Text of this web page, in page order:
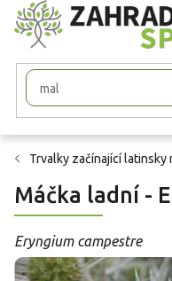
Přejít
na
obsah
Trvalky začínající latinsky
Máčka ladní -
Eryngium campestre